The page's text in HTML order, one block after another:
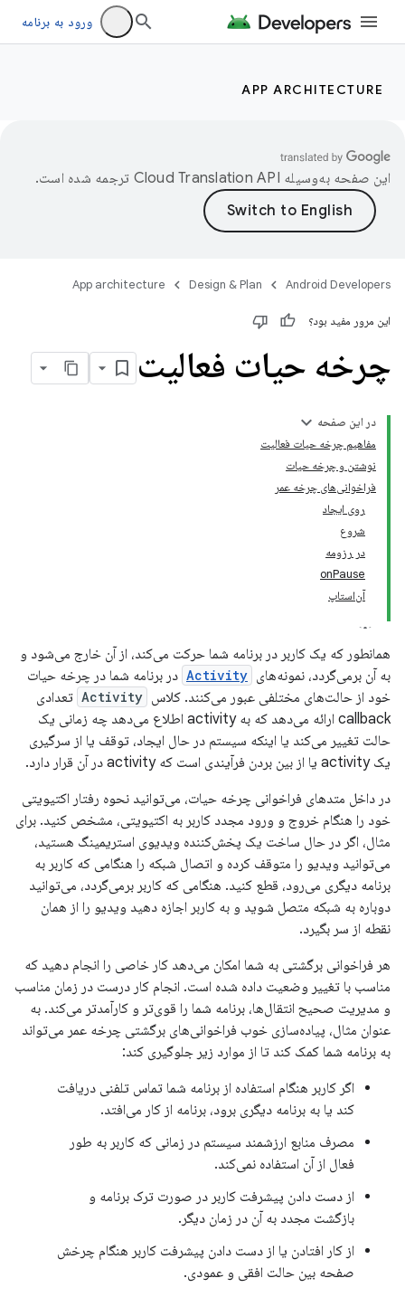
ورود به برنامه
APP ARCHITECTURE
این صفحه به‌وسیله ترجمه شده است.
Android Developers
Design & Plan
App architecture
این مرور مفید بود؟
چرخه حیات فعالیت
در این صفحه
مفاهیم چرخه حیات فعالیت
نوشتن و چرخه حیات
فراخوانی‌های چرخه عمر
روی ایجاد
شروع
در رزومه
onPause
آن‌استاپ
همانطور که یک کاربر در برنامه شما حرکت می‌کند، از آن خارج می‌شود و
به آن برمی‌گردد، نمونه‌های Activity در برنامه شما در چرخه حیات
خود از حالت‌های مختلفی عبور می‌کنند. کلاس Activity تعدادی
callback ارائه می‌دهد که به activity اطلاع می‌دهد چه زمانی یک
حالت تغییر می‌کند یا اینکه سیستم در حال ایجاد، توقف یا از سرگیری
یک activity یا از بین بردن فرآیندی است که activity در آن قرار دارد.
در داخل متدهای فراخوانی چرخه حیات، می‌توانید نحوه رفتار اکتیویتی
خود را هنگام خروج و ورود مجدد کاربر به اکتیویتی، مشخص کنید. برای
مثال، اگر در حال ساخت یک پخش‌کننده ویدیوی استریمینگ هستید،
می‌توانید ویدیو را متوقف کرده و اتصال شبکه را هنگامی که کاربر به
برنامه دیگری می‌رود، قطع کنید. هنگامی که کاربر برمی‌گردد، می‌توانید
دوباره به شبکه متصل شوید و به کاربر اجازه دهید ویدیو را از همان
نقطه از سر بگیرد.
هر فراخوانی برگشتی به شما امکان می‌دهد کار خاصی را انجام دهید که
مناسب با تغییر وضعیت داده شده است. انجام کار درست در زمان مناسب
و مدیریت صحیح انتقال‌ها، برنامه شما را قوی‌تر و کارآمدتر می‌کند. به
عنوان مثال، پیاده‌سازی خوب فراخوانی‌های برگشتی چرخه عمر می‌تواند
به برنامه شما کمک کند تا از موارد زیر جلوگیری کند:
اگر کاربر هنگام استفاده از برنامه شما تماس تلفنی دریافت
کند یا به برنامه دیگری برود، برنامه از کار می‌افتد.
مصرف منابع ارزشمند سیستم در زمانی که کاربر به طور
فعال از آن استفاده نمی‌کند.
از دست دادن پیشرفت کاربر در صورت ترک برنامه و
بازگشت مجدد به آن در زمان دیگر.
از کار افتادن یا از دست دادن پیشرفت کاربر هنگام چرخش
صفحه بین حالت افقی و عمودی.